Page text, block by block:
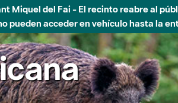
Besós - Activación de la Fase de
Cerrados los accesos al